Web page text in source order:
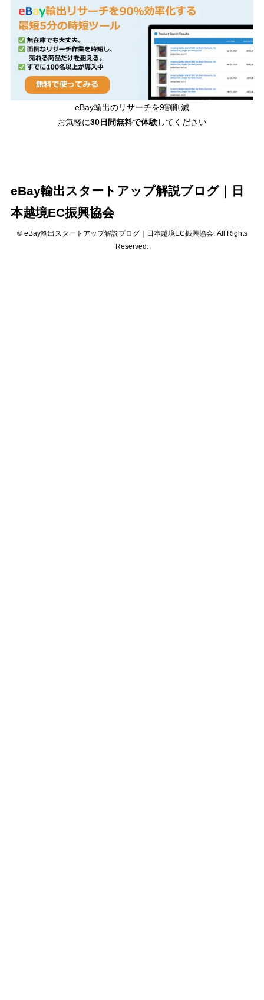
eBay輸出のリサーチを9割削減
お気軽に30日間無料で体験してください
eBay輸出スタートアップ解説ブログ｜日
本越境EC振興協会
© eBay輸出スタートアップ解説ブログ｜日本越境EC振興協会. All Rights
Reserved.